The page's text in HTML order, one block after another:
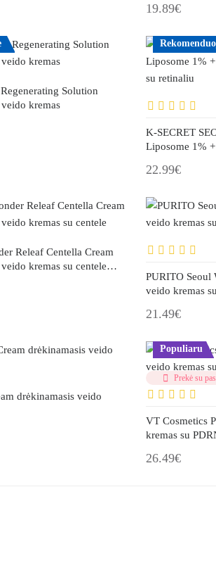
19.89€
Solution
kremas
K-SECRET
Liposome 1%
22.99€
Releaf Centella Cream
kremas su centele
PURITO Seoul
veido kremas
21.49€
drėkinamasis veido
Populiaru
Prekė su
VT Cosmetics
kremas su
26.49€